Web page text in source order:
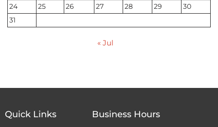
24
25 26 27 28 29
30
31
« Jul
Quick Links Business Hours